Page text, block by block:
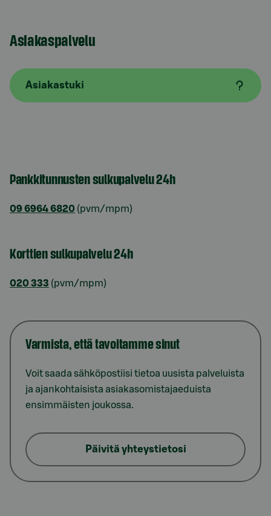
Asiakaspalvelu
Asiakastuki
Pankkitunnusten sulkupalvelu 24h
09 6964 6820 (pvm/mpm)
Korttien sulkupalvelu 24h
020 333 (pvm/mpm)
Varmista, että tavoitamme sinut
Voit saada sähköpostiisi tietoa uusista palveluista
ja ajankohtaisista asiakasomistajaeduista
ensimmäisten joukossa.
Päivitä yhteystietosi